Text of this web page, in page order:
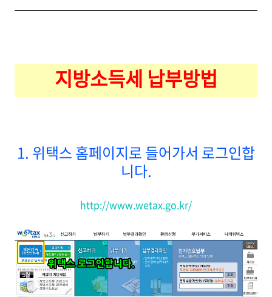
지방소득세 납부방법
1. 위택스 홈페이지로 들어가서 로그인합
니다.
http://www.wetax.go.kr/